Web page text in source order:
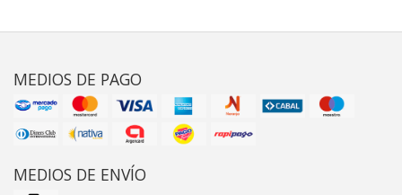
MEDIOS DE PAGO
MEDIOS DE ENVÍO